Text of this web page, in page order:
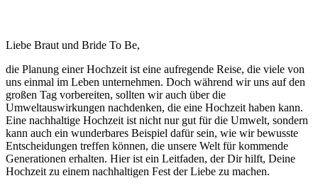
Liebe Braut und Bride To Be,
die Planung einer Hochzeit ist eine aufregende Reise, die viele von
uns einmal im Leben unternehmen. Doch während wir uns auf den
großen Tag vorbereiten, sollten wir auch über die
Umweltauswirkungen nachdenken, die eine Hochzeit haben kann.
Eine nachhaltige Hochzeit ist nicht nur gut für die Umwelt, sondern
kann auch ein wunderbares Beispiel dafür sein, wie wir bewusste
Entscheidungen treffen können, die unsere Welt für kommende
Generationen erhalten. Hier ist ein Leitfaden, der Dir hilft, Deine
Hochzeit zu einem nachhaltigen Fest der Liebe zu machen.